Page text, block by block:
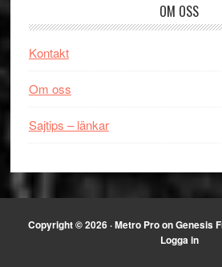
OM OSS
Kontakt
Om oss
Sajtips – länkar
Copyright © 2026 ·Metro ProonGenesis
Logga in